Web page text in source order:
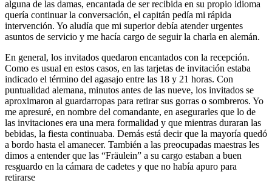
alguna de las damas, encantada de ser recibida en su propio idioma
quería continuar la conversación, el capitán pedía mi rápida
intervención. Yo aludía que mi superior debía atender urgentes
asuntos de servicio y me hacía cargo de seguir la charla en alemán.
En general, los invitados quedaron encantados con la recepción.
Como es usual en estos casos, en las tarjetas de invitación estaba
indicado el término del agasajo entre las 18 y 21 horas. Con
puntualidad alemana, minutos antes de las nueve, los invitados se
aproximaron al guardarropas para retirar sus gorras o sombreros. Yo
me apresuré, en nombre del comandante, en asegurarles que lo de
las invitaciones era una mera formalidad y que mientras duraran las
bebidas, la fiesta continuaba. Demás está decir que la mayoría quedó
a bordo hasta el amanecer. También a las preocupadas maestras les
dimos a entender que las
Fräulein
a su cargo estaban a buen
resguardo en la cámara de cadetes y que no había apuro para
retirarse